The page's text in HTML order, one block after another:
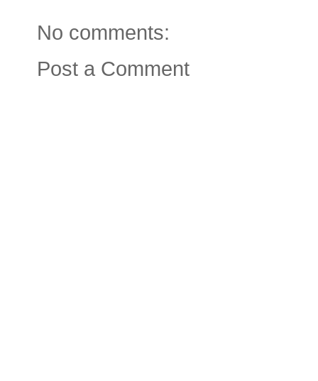
No comments:
Post a Comment